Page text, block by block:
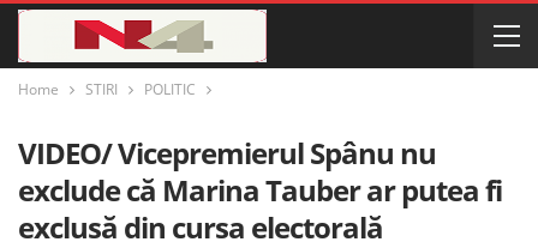
Home STIRI POLITIC
VIDEO/ Vicepremierul Spânu nu
exclude că Marina Tauber ar putea fi
exclusă din cursa electorală